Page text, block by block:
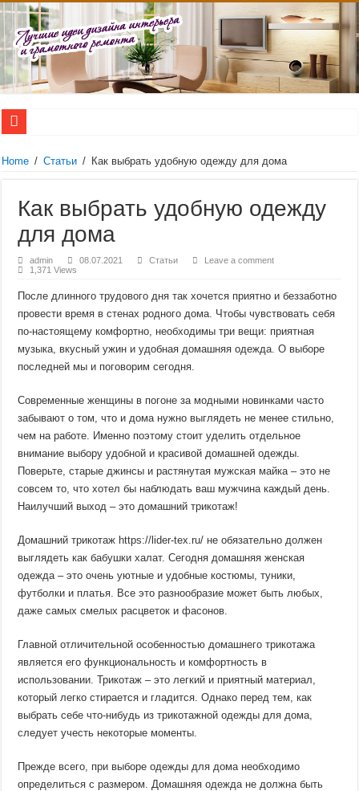
Доска обрезная в Москве
stroyhouse.od.ua – это надежная и честная ремонтно-строительная
Лучшие цены на бассейны от интернет-магазина vashbas.com
Двери-невидимки в Москве
Скрытые двери внутреннего и наружного открывания
Консольные светодиодные светильники на столбы – рекомендации по выбор
Home / Статьи / Как выбрать удобную одежду для дома
Как выбрать удобную одежду
для дома
admin 08.07.2021 Статьи
Leave a comment
1,371 Views
После длинного трудового дня так хочется приятно и беззаботно
провести время в стенах родного дома. Чтобы чувствовать себя
по-настоящему комфортно, необходимы три вещи: приятная
музыка, вкусный ужин и удобная домашняя одежда. О выборе
последней мы и поговорим сегодня.
Современные женщины в погоне за модными новинками часто
забывают о том, что и дома нужно выглядеть не менее стильно,
чем на работе. Именно поэтому стоит уделить отдельное
внимание выбору удобной и красивой домашней одежды.
Поверьте, старые джинсы и растянутая мужская майка – это не
совсем то, что хотел бы наблюдать ваш мужчина каждый день.
Наилучший выход – это домашний трикотаж!
Домашний трикотаж https://lider-tex.ru/ не обязательно должен
выглядеть как бабушки халат. Сегодня домашняя женская
одежда – это очень уютные и удобные костюмы, туники,
футболки и платья. Все это разнообразие может быть любых,
даже самых смелых расцветок и фасонов.
Главной отличительной особенностью домашнего трикотажа
является его функциональность и комфортность в
использовании. Трикотаж – это легкий и приятный материал,
который легко стирается и гладится. Однако перед тем, как
выбрать себе что-нибудь из трикотажной одежды для дома,
следует учесть некоторые моменты.
Прежде всего, при выборе одежды для дома необходимо
определиться с размером. Домашняя одежда не должна быть